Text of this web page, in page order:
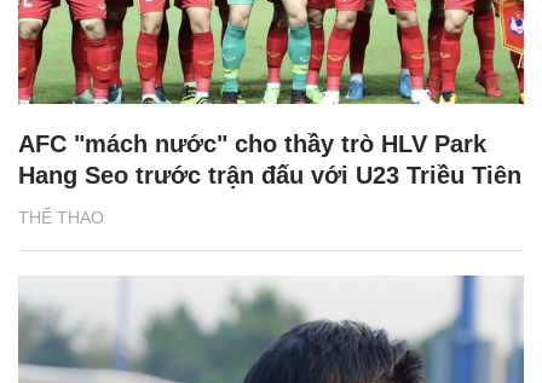
THỂ THAO
AFC "mách nước" cho thầy trò HLV Park
Hang Seo trước trận đấu với U23 Triều Tiên